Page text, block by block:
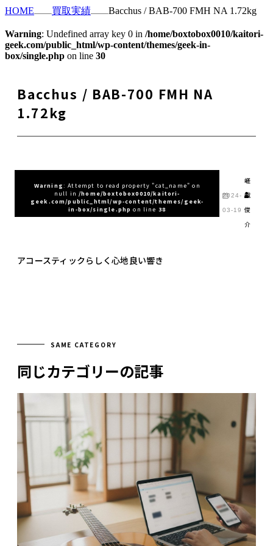
HOME 買取実績 Bacchus / BAB-700 FMH NA 1.72kg
Warning: Undefined array key 0 in /home/boxtobox0010/kaitori-
geek.com/public_html/wp-content/themes/geek-in-
box/single.php on line 30
Bacchus / BAB-700 FMH NA
1.72kg
Warning: Attempt to read property "cat_name" on
null in/home/boxtobox0010/kaitori-
geek.com/public_html/wp-content/themes/geek-
in-box/single.php on line 38
2024-
03-19
嵯
峨
俊
介
アコースティックらしく心地良い響き
SAME CATEGORY
同じカテゴリーの記事